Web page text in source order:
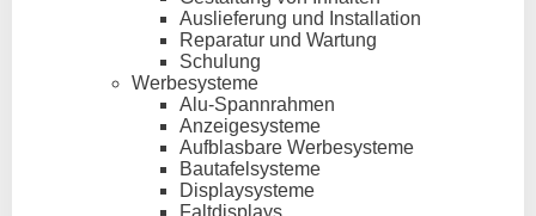
Auslieferung und Installation
Reparatur und Wartung
Schulung
Werbesysteme
Alu-Spannrahmen
Anzeigesysteme
Aufblasbare Werbesysteme
Bautafelsysteme
Displaysysteme
Faltdisplays